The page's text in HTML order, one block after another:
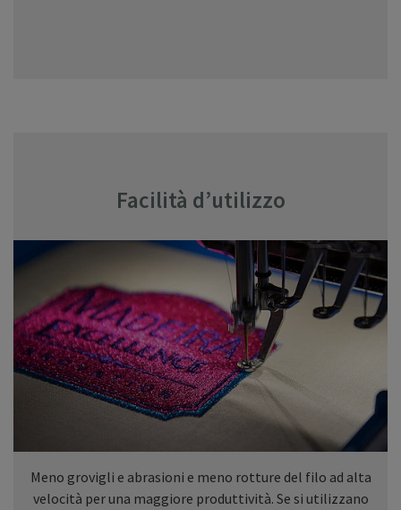
Facilità d’utilizzo
Meno grovigli e abrasioni e meno rotture del filo ad alta
velocità per una maggiore produttività. Se si utilizzano